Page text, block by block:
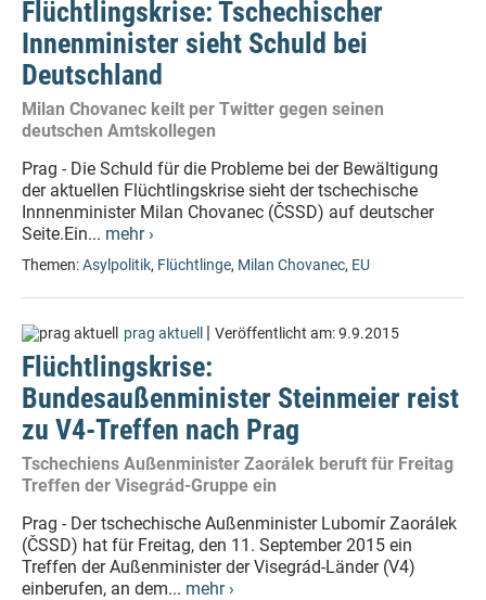
Flüchtlingskrise: Tschechischer
Innenminister sieht Schuld bei
Deutschland
Milan Chovanec keilt per Twitter gegen seinen
deutschen Amtskollegen
Prag - Die Schuld für die Probleme bei der Bewältigung
der aktuellen Flüchtlingskrise sieht der tschechische
Innnenminister Milan Chovanec (ČSSD) auf deutscher
Seite.Ein... mehr ›
Themen:Asylpolitik, Flüchtlinge, Milan Chovanec, EU
prag aktuell | Veröffentlicht am:9.9.2015
Flüchtlingskrise:
Bundesaußenminister Steinmeier reist
zu V4-Treffen nach Prag
Tschechiens Außenminister Zaorálek beruft für Freitag
Treffen der Visegrád-Gruppe ein
Prag - Der tschechische Außenminister Lubomír Zaorálek
(ČSSD) hat für Freitag, den 11. September 2015 ein
Treffen der Außenminister der Visegrád-Länder (V4)
einberufen, an dem... mehr ›